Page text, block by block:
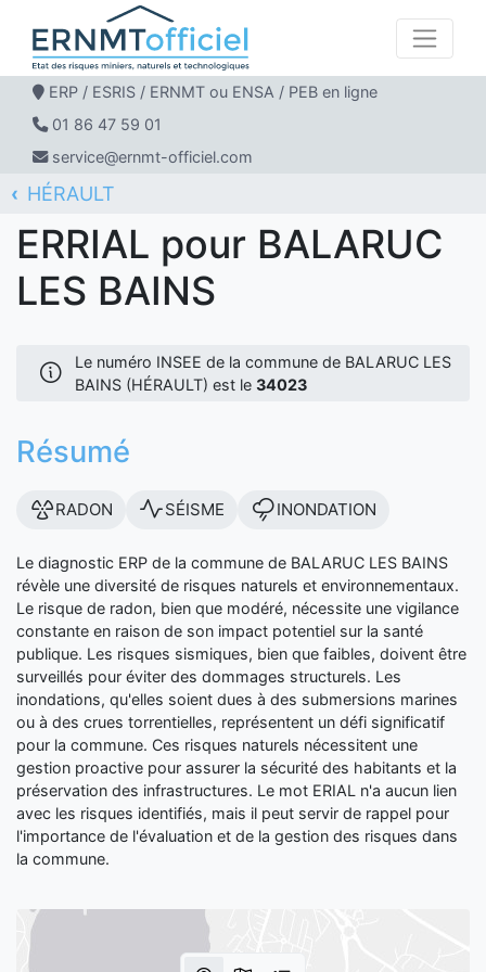
ERP / ESRIS / ERNMT ou ENSA / PEB en ligne
01 86 47 59 01
service@ernmt-officiel.com
ERNMT Officiel
ERRIAL
HÉRAULT
BALARUC LES BAINS
ERRIAL pour BALARUC
LES BAINS
Le numéro INSEE de la commune de BALARUC LES
BAINS (HÉRAULT) est le 34023
Résumé
RADON SÉISME INONDATION
Le diagnostic ERP de la commune de BALARUC LES BAINS
révèle une diversité de risques naturels et environnementaux.
Le risque de radon, bien que modéré, nécessite une vigilance
constante en raison de son impact potentiel sur la santé
publique. Les risques sismiques, bien que faibles, doivent être
surveillés pour éviter des dommages structurels. Les
inondations, qu'elles soient dues à des submersions marines
ou à des crues torrentielles, représentent un défi significatif
pour la commune. Ces risques naturels nécessitent une
gestion proactive pour assurer la sécurité des habitants et la
préservation des infrastructures. Le mot ERIAL n'a aucun lien
avec les risques identifiés, mais il peut servir de rappel pour
l'importance de l'évaluation et de la gestion des risques dans
la commune.